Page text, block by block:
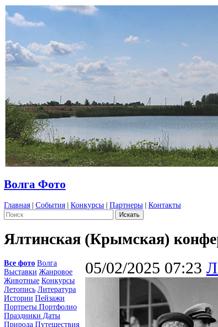
Волга Фото
Главная | События | Конкурсы | Партнеры | Контакты
Ялтинская (Крымская)
Все фото Волга
Выставки Жанровое
Животные Конкурсы
Летопись Литература
Истории Пейзажи
Портреты Портфолио
Праздники Даты
Природа Путешествия
05/02/2025 07:23